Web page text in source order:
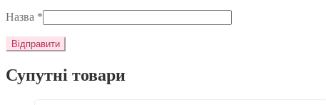
Назва *
Супутні товари